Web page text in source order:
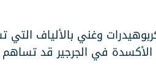
وغني بالألياف
الأكسدة في الجرجير قد